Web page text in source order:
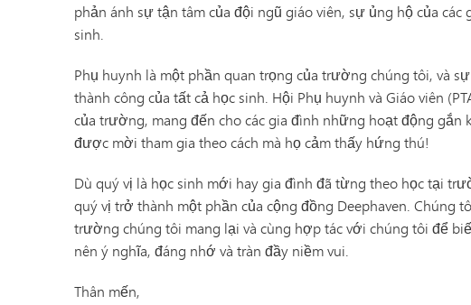
phản ánh sự tận tâm của đội ngũ giáo viên, sự ủng hộ của
sinh.
Phụ huynh là một phần quan trọng của trường chúng tôi, và
thành công của tất cả học sinh. Hội Phụ huynh và Giáo viên
của trường, mang đến cho các gia đình những hoạt động
được mời tham gia theo cách mà họ cảm thấy hứng thú!
Dù quý vị là học sinh mới hay gia đình đã từng theo học tại
quý vị trở thành một phần của cộng đồng Deephaven. Chúng
trường chúng tôi mang lại và cùng hợp tác với chúng tôi để
nên ý nghĩa, đáng nhớ và tràn đầy niềm vui.
Thân mến,